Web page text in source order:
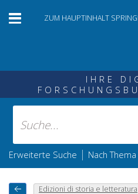
ZUM HAUPTINHALT
IHRE
Erweiterte Suche | Nach
Edizioni di storia e letteratura